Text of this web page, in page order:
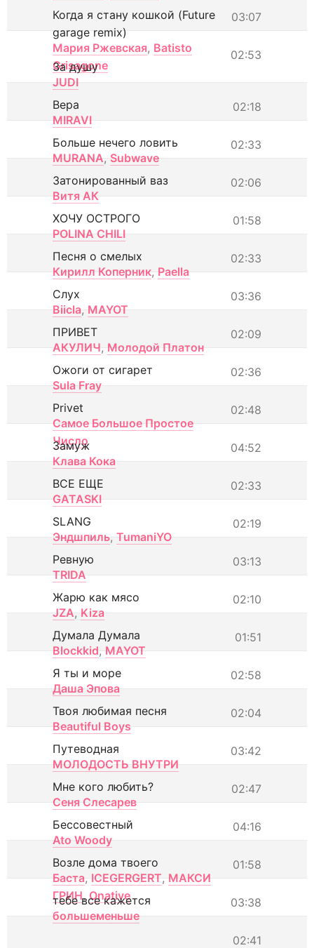
03:07
Когда я стану кошкой (Future
garage remix)
Мария Ржевская, Batisto
Grisagone
02:53
За душу
JUDI
02:18
Вера
MIRAVI
02:33
Больше нечего ловить
MURANA, Subwave
02:06
Затонированный ваз
Витя АК
01:58
ХОЧУ ОСТРОГО
POLINA CHILI
02:33
Песня о смелых
Кирилл Коперник, Paella
03:36
Слух
Biicla, MAYOT
02:09
ПРИВЕТ
АКУЛИЧ, Молодой Платон
02:36
Ожоги от сигарет
Sula Fray
02:48
Privet
Самое Большое Простое
Число
04:52
Замуж
Клава Кока
02:33
ВСЕ ЕЩЕ
GATASKI
02:19
SLANG
Эндшпиль, TumaniYO
03:13
Ревную
TRIDA
02:10
Жарю как мясо
JZA, Kiza
01:51
Думала Думала
Blockkid, MAYOT
02:58
Я ты и море
Даша Эпова
02:04
Твоя любимая песня
Beautiful Boys
03:42
Путеводная
МОЛОДОСТЬ ВНУТРИ
02:47
Мне кого любить?
Сеня Слесарев
04:16
Бессовестный
Ato Woody
01:58
Возле дома твоего
Баста, ICEGERGERT, МАКСИ
ГРИН, Onative 03:38
тебе все кажется
большеменьше
02:41